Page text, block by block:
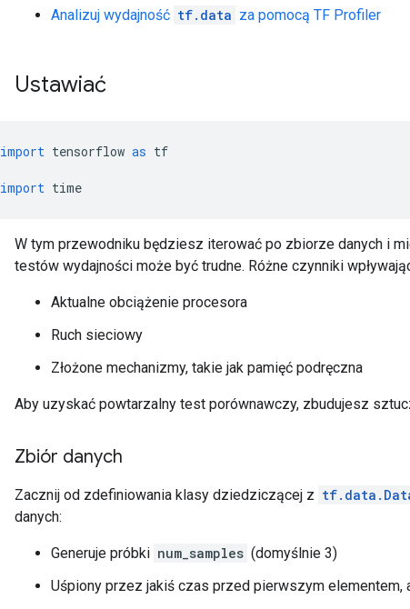
Analizuj wydajność tf.data za pomocą TF Profiler
Ustawiać
import tensorflow as tf
import time
W tym przewodniku będziesz iterować po zbiorze danych i
testów wydajności może być trudne. Różne czynniki
Aktualne obciążenie procesora
Ruch sieciowy
Złożone mechanizmy, takie jak pamięć podręczna
Aby uzyskać powtarzalny test porównawczy, zbudujesz
Zbiór danych
Zacznij od zdefiniowania klasy dziedziczącej z
danych:
Generuje próbki num_samples (domyślnie 3)
Uśpiony przez jakiś czas przed pierwszym elementem,